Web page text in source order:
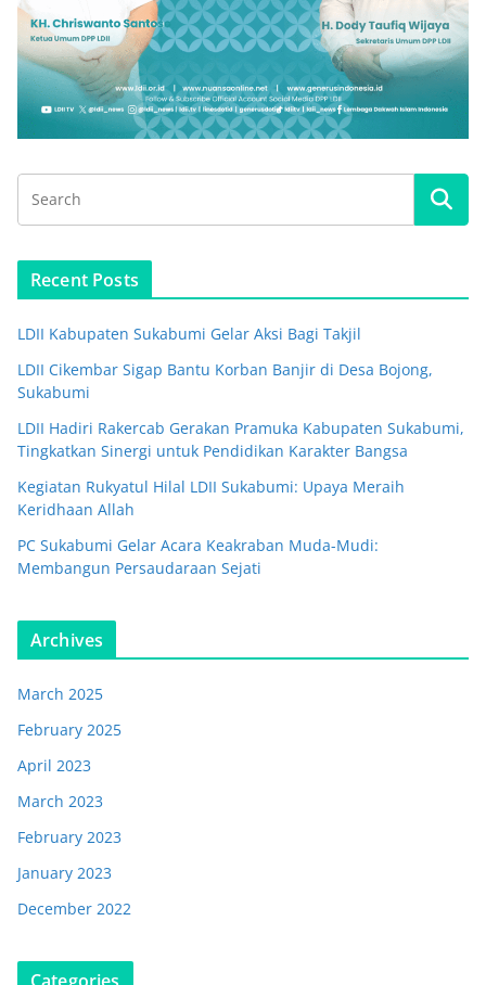
Recent Posts
LDII Kabupaten Sukabumi Gelar Aksi Bagi Takjil
LDII Cikembar Sigap Bantu Korban Banjir di Desa Bojong,
Sukabumi
LDII Hadiri Rakercab Gerakan Pramuka Kabupaten Sukabumi,
Tingkatkan Sinergi untuk Pendidikan Karakter Bangsa
Kegiatan Rukyatul Hilal LDII Sukabumi: Upaya Meraih
Keridhaan Allah
PC Sukabumi Gelar Acara Keakraban Muda-Mudi:
Membangun Persaudaraan Sejati
Archives
March 2025
February 2025
April 2023
March 2023
February 2023
January 2023
December 2022
Categories